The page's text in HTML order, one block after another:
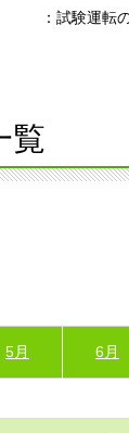
：試験運転
覧
5月 6月